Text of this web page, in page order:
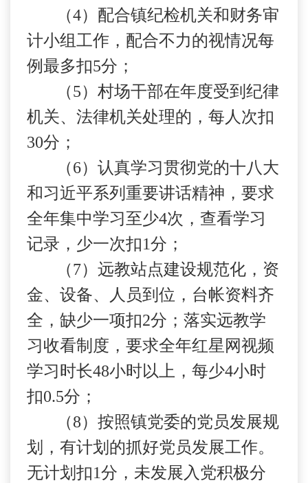
（4）配合镇纪检机关和财务审
计小组工作，配合不力的视情况每
例最多扣5分；
（5）村场干部在年度受到纪律
机关、法律机关处理的， 每人次扣
30分；
（6）认真学习贯彻党的十八大
和习近平系列重要讲话精神，要求
全年集中学习至少4次，查看学习
记录，少一次扣1分；
（7）远教站点建设规范化，资
金、设备、人员到位，台帐资料齐
全，缺少一项扣2分；落实远教学
习收看制度，要求全年红星网视频
学习时长48小时以上，每少4小时
扣0.5分；
（8）按照镇党委的党员发展规
划，有计划的抓好党员发展工作。
无计划扣1分，未发展入党积极分